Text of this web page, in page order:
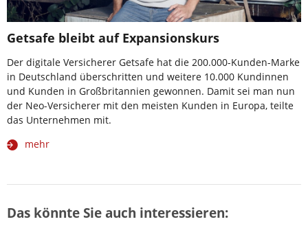
Getsafe bleibt auf Expansionskurs
Der digitale Versicherer Getsafe hat die 200.000-Kunden-Marke
in Deutschland überschritten und weitere 10.000 Kundinnen
und Kunden in Großbritannien gewonnen. Damit sei man nun
der Neo-Versicherer mit den meisten Kunden in Europa, teilte
das Unternehmen mit.
mehr
Das könnte Sie auch interessieren: